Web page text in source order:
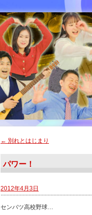
← 別れとはじまり
パワー！
2012年4月3日
センバツ高校野球…